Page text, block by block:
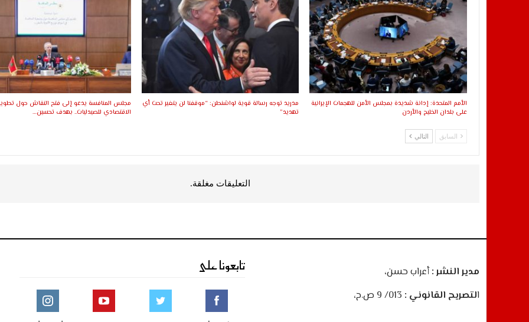
الأمم المتحدة: إدانة شديدة بمجلس الأمن للهجمات الإيرانية
على بلدان الخليج والأردن
مدريد توجه رسالة قوية لواشنطن: “موقفنا لن يتغير تحت أي
تهديد”
مجلس المنافسة يدعو إلى فتح النقاش حول
الاقتصادي للصيدليات.. بهدف تحسين…
السابق التالي
التعليقات مغلقة.
مدير النشر :أعراب حسن،
التصريح القانوني :
تابعونا على